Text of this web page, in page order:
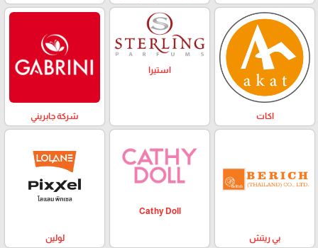
اكات
استيرا
شركة جابريني
بي ريتش
Cathy Doll
لولين